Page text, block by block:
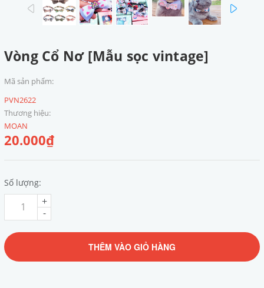
prev
Vòng Cổ Nơ [Mẫu sọc vintage]
Mã sản phẩm:
PVN2622
Thương hiệu:
MOAN
20.000₫
Số lượng:
-
+
THÊM VÀO GIỎ HÀNG